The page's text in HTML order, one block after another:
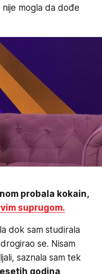
mogla da dođe
probala kokain,
suprugom.
dok sam studirala
se. Nisam
saznala sam tek
godina